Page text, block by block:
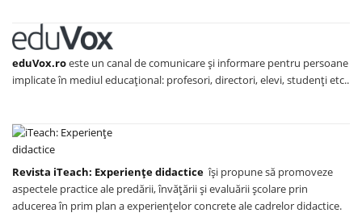
eduVox.roeste un canal de comunicare și informare pentru persoane
implicate în mediul educațional: profesori, directori, elevi, studenți etc..
Revista iTeach: Experienţe didactice îşi propune să promoveze
aspectele practice ale predării, învăţării şi evaluării şcolare prin
aducerea în prim plan a experienţelor concrete ale cadrelor didactice.